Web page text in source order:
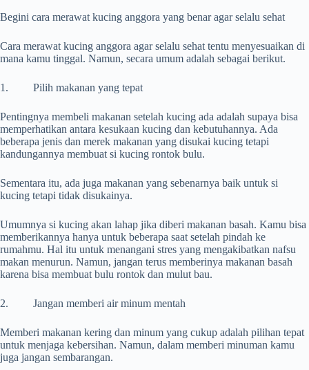
Begini cara merawat kucing anggora yang benar agar selalu sehat
Cara merawat kucing anggora agar selalu sehat tentu menyesuaikan di
mana kamu tinggal. Namun, secara umum adalah sebagai berikut.
1. Pilih makanan yang tepat
Pentingnya membeli makanan setelah kucing ada adalah supaya bisa
memperhatikan antara kesukaan kucing dan kebutuhannya. Ada
beberapa jenis dan merek makanan yang disukai kucing tetapi
kandungannya membuat si kucing rontok bulu.
Sementara itu, ada juga makanan yang sebenarnya baik untuk si
kucing tetapi tidak disukainya.
Umumnya si kucing akan lahap jika diberi makanan basah. Kamu bisa
memberikannya hanya untuk beberapa saat setelah pindah ke
rumahmu. Hal itu untuk menangani stres yang mengakibatkan nafsu
makan menurun. Namun, jangan terus memberinya makanan basah
karena bisa membuat bulu rontok dan mulut bau.
2. Jangan memberi air minum mentah
Memberi makanan kering dan minum yang cukup adalah pilihan tepat
untuk menjaga kebersihan. Namun, dalam memberi minuman kamu
juga jangan sembarangan.